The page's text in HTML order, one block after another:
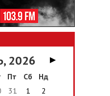
2026
▶
Пт Сб
Нд
31 1
2